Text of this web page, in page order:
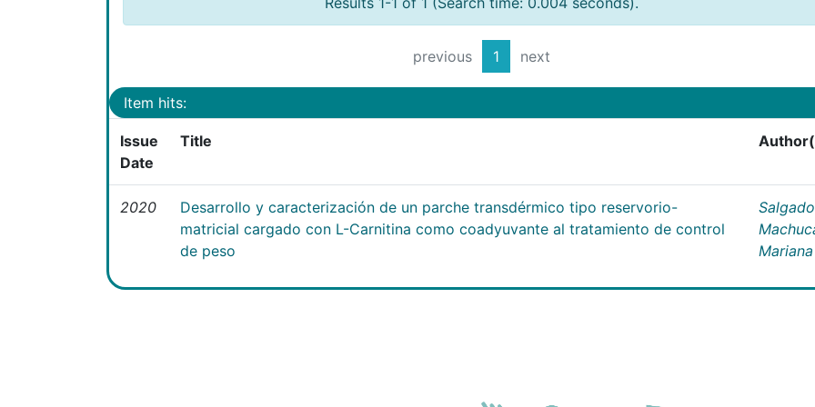
previous 1 next
Item hits:
Issue
Date
Title
2020
Desarrollo y caracterización de un parche transdérmico tipo reservorio-
matricial cargado con L-Carnitina como coadyuvante al tratamiento de control
de peso
Salgado
Mariana